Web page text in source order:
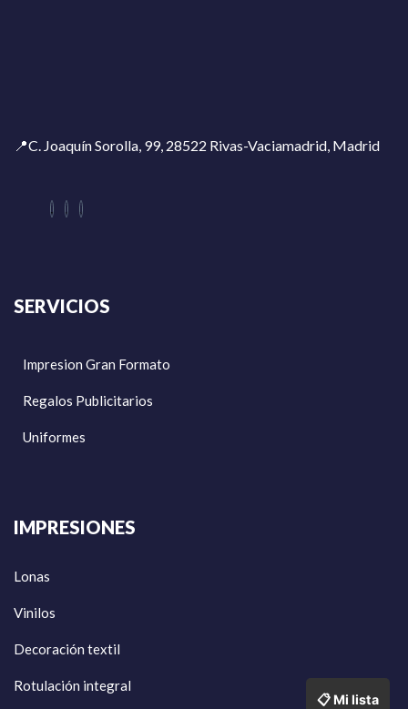
📍C. Joaquín Sorolla, 99, 28522 Rivas-Vaciamadrid, Madrid
SERVICIOS
Impresion Gran Formato
Regalos Publicitarios
Uniformes
IMPRESIONES
Lonas
Vinilos
Decoración textil
Rotulación integral
📋 Mi lista